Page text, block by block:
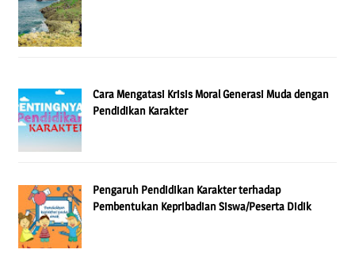
Cara Mengatasi Krisis Moral Generasi Muda dengan
Pendidikan Karakter
Pengaruh Pendidikan Karakter terhadap
Pembentukan Kepribadian Siswa/Peserta Didik